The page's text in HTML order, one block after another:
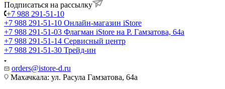
Подписаться на рассылку
+7 988 291-51-10
+7 988 291-51-10 Онлайн-магазин iStore
+7 988 291-51-03 Флагман iStore на Р. Гамзатова, 64а
+7 988 291-51-14 Сервисный центр
+7 988 291-51-30 Трейд-ин
orders@istore-d.ru
Махачкала: ул. Расула Гамзатова, 64а